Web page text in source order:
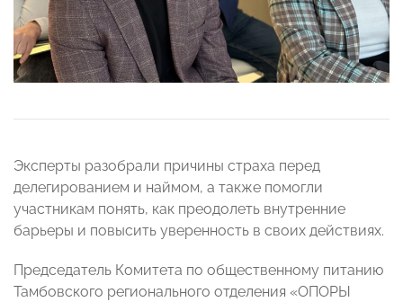
Эксперты разобрали причины страха перед
делегированием и наймом, а также помогли
участникам понять, как преодолеть внутренние
барьеры и повысить уверенность в своих действиях.
Председатель Комитета по общественному питанию
Тамбовского регионального отделения «ОПОРЫ